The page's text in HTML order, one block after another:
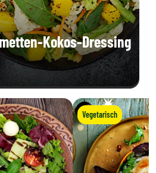
Kokos-Dressing
Vegetarisch